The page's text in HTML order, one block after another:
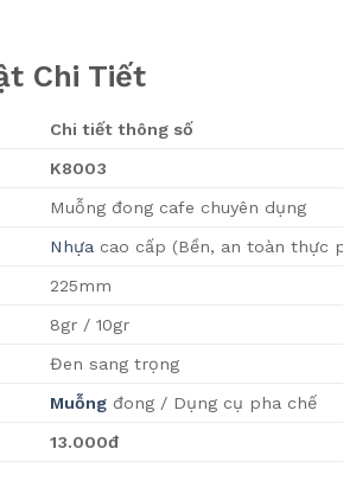
Chi Tiết
Chi tiết thông số
K8003
Muỗng đong cafe chuyên dụng
Nhựa cao cấp (Bền, an toàn thực
225mm
8gr / 10gr
Đen sang trọng
Muỗng đong / Dụng cụ pha chế
13.000đ